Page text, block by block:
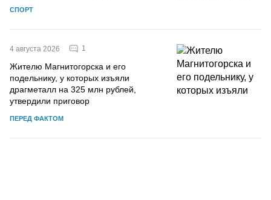
СПОРТ
4 августа 2026 1
Жителю Магнитогорска и его
подельнику, у которых изъяли
драгметалл на 325 млн рублей,
утвердили приговор
ПЕРЕД ФАКТОМ